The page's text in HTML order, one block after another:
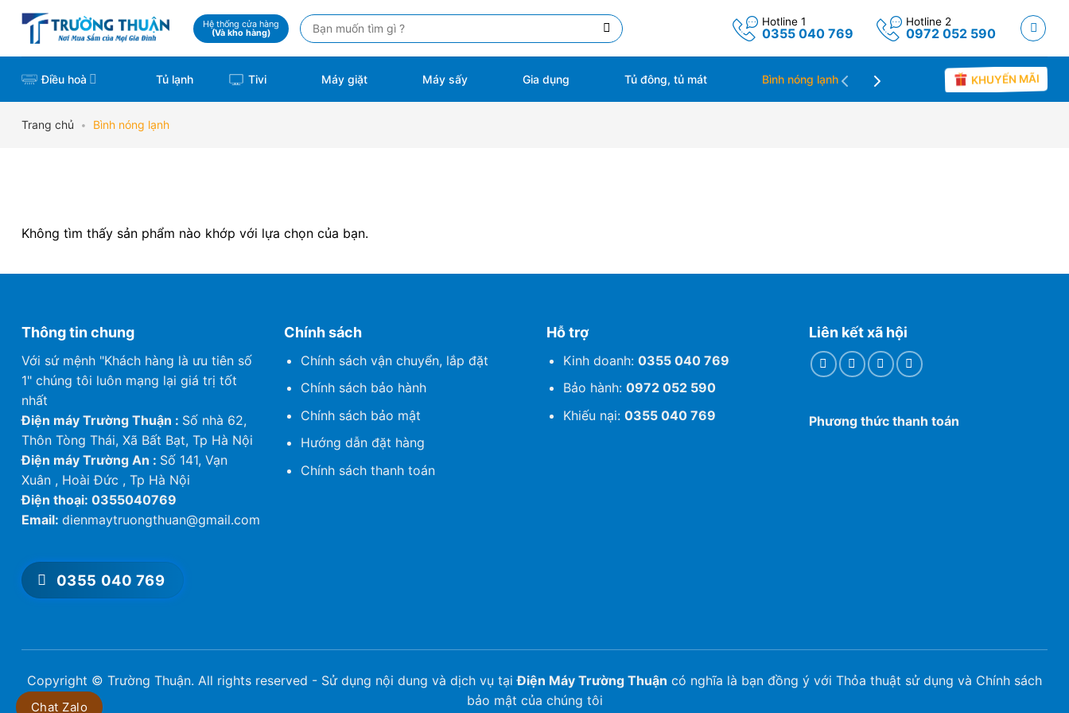
Skip
content
Hệ thống cửa hàng
(Và kho hàng)
Tìm
kiếm:
Hotline 1
0355 040 769
Hotline 2
0972 052 590
Điều hoà Tủ lạnh Tivi Máy giặt Máy sấy Gia dụng Tủ đông, tủ mát Bình nóng lạnh Máy lọc không khí Tin tức
KHUYẾN MÃI
Trang chủ • Bình nóng lạnh
Không tìm thấy sản phẩm nào khớp với lựa chọn của bạn.
Thông tin chung
Với sứ mệnh "Khách hàng là ưu tiên số
1" chúng tôi luôn mạng lại giá trị tốt
nhất
Điện máy Trường Thuận : Số nhà 62,
Thôn Tòng Thái, Xã Bất Bạt, Tp Hà Nội
Điện máy Trường An : Số 141, Vạn
Xuân , Hoài Đức , Tp Hà Nội
Điện thoại: 0355040769
Email: dienmaytruongthuan@gmail.com
0355 040 769
Chính sách
Chính sách vận chuyển, lắp đặt
Chính sách bảo hành
Chính sách bảo mật
Hướng dẫn đặt hàng
Chính sách thanh toán
Hỗ trợ
Kinh doanh: 0355 040 769
Bảo hành: 0972 052 590
Khiếu nại: 0355 040 769
Liên kết xã hội
Phương thức thanh toán
Copyright © Trường Thuận. All rights reserved - Sử dụng nội dung và dịch vụ tạiĐiện Máy Trường Thuận có nghĩa là bạn đồng ý với Thỏa thuật sử dụng và Chính sách
bảo mật của chúng tôi
Chat Zalo